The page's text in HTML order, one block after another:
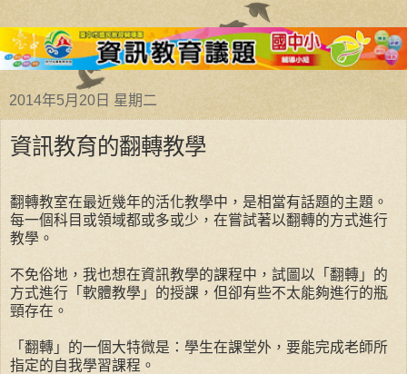
2014年5月20日 星期二
資訊教育的翻轉教學
翻轉教室在最近幾年的活化教學中，是相當有話題的主題。
每一個科目或領域都或多或少，在嘗試著以翻轉的方式進行
教學。
不免俗地，我也想在資訊教學的課程中，試圖以「翻轉」的
方式進行「軟體教學」的授課，但卻有些不太能夠進行的瓶
頸存在。
「翻轉」的一個大特微是：學生在課堂外，要能完成老師所
指定的自我學習課程。